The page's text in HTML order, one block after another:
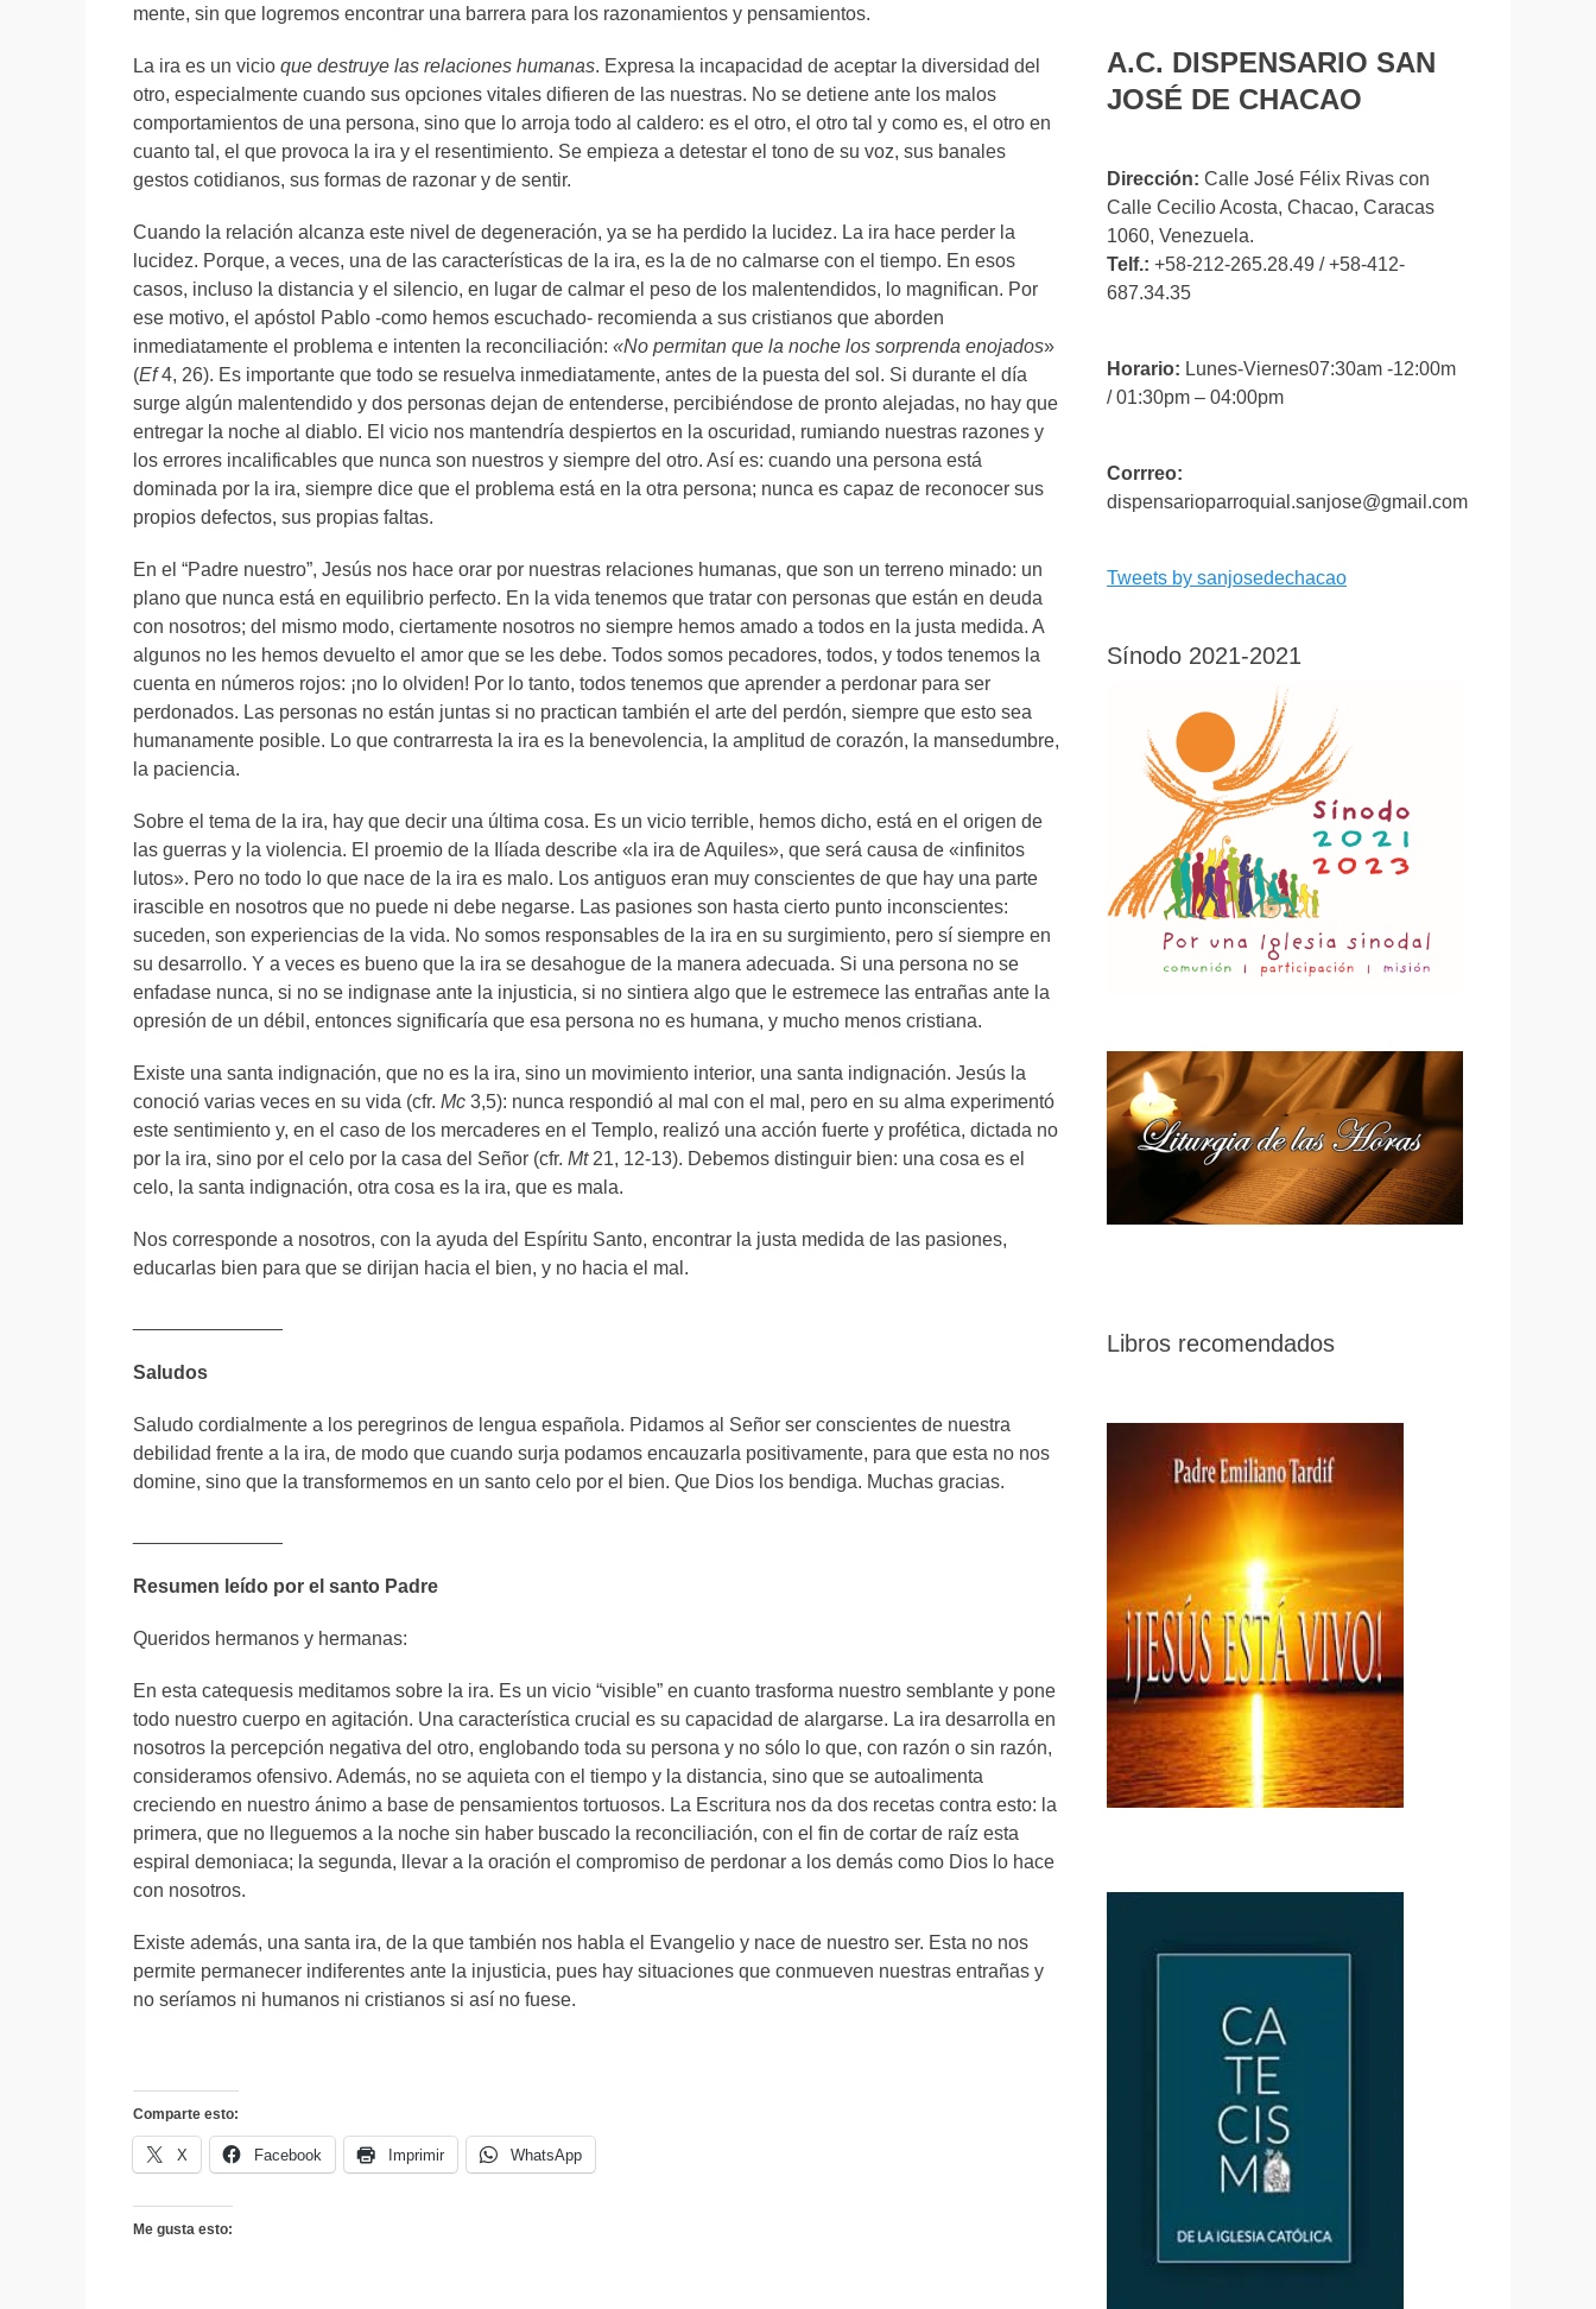
mente, sin que logremos encontrar una barrera para los razonamientos y pensamientos.
La ira es un vicio que destruye las relaciones humanas. Expresa la incapacidad de aceptar la diversidad del
otro, especialmente cuando sus opciones vitales difieren de las nuestras. No se detiene ante los malos
comportamientos de una persona, sino que lo arroja todo al caldero: es el otro, el otro tal y como es, el otro en
cuanto tal, el que provoca la ira y el resentimiento. Se empieza a detestar el tono de su voz, sus banales
gestos cotidianos, sus formas de razonar y de sentir.
Cuando la relación alcanza este nivel de degeneración, ya se ha perdido la lucidez. La ira hace perder la
lucidez. Porque, a veces, una de las características de la ira, es la de no calmarse con el tiempo. En esos
casos, incluso la distancia y el silencio, en lugar de calmar el peso de los malentendidos, lo magnifican. Por
ese motivo, el apóstol Pablo -como hemos escuchado- recomienda a sus cristianos que aborden
inmediatamente el problema e intenten la reconciliación: «No permitan que la noche los sorprenda enojados»
(Ef4, 26). Es importante que todo se resuelva inmediatamente, antes de la puesta del sol. Si durante el día
surge algún malentendido y dos personas dejan de entenderse, percibiéndose de pronto alejadas, no hay que
entregar la noche al diablo. El vicio nos mantendría despiertos en la oscuridad, rumiando nuestras razones y
los errores incalificables que nunca son nuestros y siempre del otro. Así es: cuando una persona está
dominada por la ira, siempre dice que el problema está en la otra persona; nunca es capaz de reconocer sus
propios defectos, sus propias faltas.
En el “Padre nuestro”, Jesús nos hace orar por nuestras relaciones humanas, que son un terreno minado: un
plano que nunca está en equilibrio perfecto. En la vida tenemos que tratar con personas que están en deuda
con nosotros; del mismo modo, ciertamente nosotros no siempre hemos amado a todos en la justa medida. A
algunos no les hemos devuelto el amor que se les debe. Todos somos pecadores, todos, y todos tenemos la
cuenta en números rojos: ¡no lo olviden! Por lo tanto, todos tenemos que aprender a perdonar para ser
perdonados. Las personas no están juntas si no practican también el arte del perdón, siempre que esto sea
humanamente posible. Lo que contrarresta la ira es la benevolencia, la amplitud de corazón, la mansedumbre,
la paciencia.
Sobre el tema de la ira, hay que decir una última cosa. Es un vicio terrible, hemos dicho, está en el origen de
las guerras y la violencia. El proemio de la Ilíada describe «la ira de Aquiles», que será causa de «infinitos
lutos». Pero no todo lo que nace de la ira es malo. Los antiguos eran muy conscientes de que hay una parte
irascible en nosotros que no puede ni debe negarse. Las pasiones son hasta cierto punto inconscientes:
suceden, son experiencias de la vida. No somos responsables de la ira en su surgimiento, pero sí siempre en
su desarrollo. Y a veces es bueno que la ira se desahogue de la manera adecuada. Si una persona no se
enfadase nunca, si no se indignase ante la injusticia, si no sintiera algo que le estremece las entrañas ante la
opresión de un débil, entonces significaría que esa persona no es humana, y mucho menos cristiana.
Existe una santa indignación, que no es la ira, sino un movimiento interior, una santa indignación. Jesús la
conoció varias veces en su vida (cfr. Mc 3,5): nunca respondió al mal con el mal, pero en su alma experimentó
este sentimiento y, en el caso de los mercaderes en el Templo, realizó una acción fuerte y profética, dictada no
por la ira, sino por el celo por la casa del Señor (cfr. Mt21, 12-13). Debemos distinguir bien: una cosa es el
celo, la santa indignación, otra cosa es la ira, que es mala.
Nos corresponde a nosotros, con la ayuda del Espíritu Santo, encontrar la justa medida de las pasiones,
educarlas bien para que se dirijan hacia el bien, y no hacia el mal.
Saludos
Saludo cordialmente a los peregrinos de lengua española. Pidamos al Señor ser conscientes de nuestra
debilidad frente a la ira, de modo que cuando surja podamos encauzarla positivamente, para que esta no nos
domine, sino que la transformemos en un santo celo por el bien. Que Dios los bendiga. Muchas gracias.
Resumen leído por el santo Padre
Queridos hermanos y hermanas:
En esta catequesis meditamos sobre la ira. Es un vicio “visible” en cuanto trasforma nuestro semblante y pone
todo nuestro cuerpo en agitación. Una característica crucial es su capacidad de alargarse. La ira desarrolla en
nosotros la percepción negativa del otro, englobando toda su persona y no sólo lo que, con razón o sin razón,
consideramos ofensivo. Además, no se aquieta con el tiempo y la distancia, sino que se autoalimenta
creciendo en nuestro ánimo a base de pensamientos tortuosos. La Escritura nos da dos recetas contra esto: la
primera, que no lleguemos a la noche sin haber buscado la reconciliación, con el fin de cortar de raíz esta
espiral demoniaca; la segunda, llevar a la oración el compromiso de perdonar a los demás como Dios lo hace
con nosotros.
Existe además, una santa ira, de la que también nos habla el Evangelio y nace de nuestro ser. Esta no nos
permite permanecer indiferentes ante la injusticia, pues hay situaciones que conmueven nuestras entrañas y
no seríamos ni humanos ni cristianos si así no fuese.
Comparte esto:
X Facebook Imprimir WhatsApp
Me gusta esto:
A.C. DISPENSARIO SAN
JOSÉ DE CHACAO
Dirección: Calle José Félix Rivas con
Calle Cecilio Acosta, Chacao, Caracas
1060, Venezuela.
Telf.: +58-212-265.28.49 / +58-412-
687.34.35
Horario: Lunes-Viernes07:30am -12:00m
/ 01:30pm – 04:00pm
Corrreo:
dispensarioparroquial.sanjose@gmail.com
Tweets by sanjosedechacao
Sínodo 2021-2021
Libros recomendados